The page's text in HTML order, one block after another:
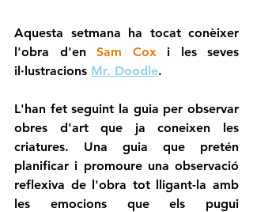
Aquesta setmana ha tocat conèixer
l'obra d'en Sam Cox i les seves
il·lustracions Mr. Doodle.
L'han fet seguint la guia per observar
obres d'art que ja coneixen les
criatures. Una guia que pretén
planificar i promoure una observació
reflexiva de l'obra tot lligant-la amb
les emocions que els pugui